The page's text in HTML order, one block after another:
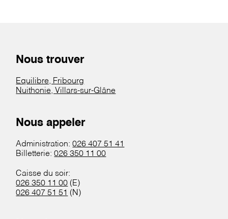
Nous trouver
Equilibre, Fribourg
Nuithonie, Villars-sur-Glâne
Nous appeler
Administration:026 407 51 41
Billetterie:026 350 11 00
Caisse du soir:
026 350 11 00 (E)
026 407 51 51 (N)